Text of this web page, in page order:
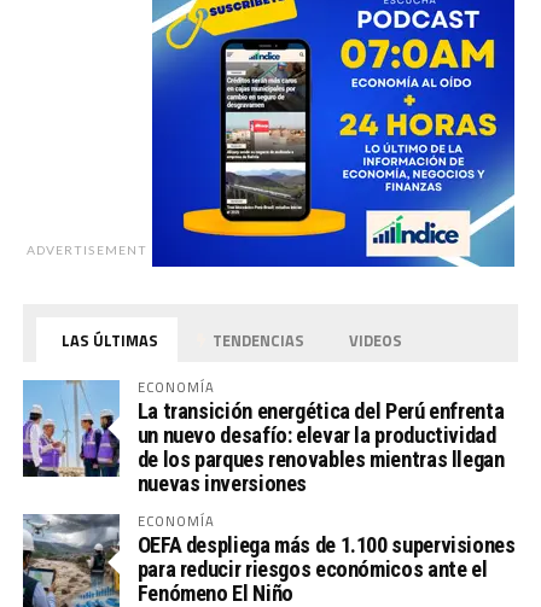
ADVERTISEMENT
LAS ÚLTIMAS TENDENCIAS VIDEOS
ECONOMÍA
La transición energética del Perú enfrenta
un nuevo desafío: elevar la productividad
de los parques renovables mientras llegan
nuevas inversiones
ECONOMÍA
OEFA despliega más de 1.100 supervisiones
para reducir riesgos económicos ante el
Fenómeno El Niño